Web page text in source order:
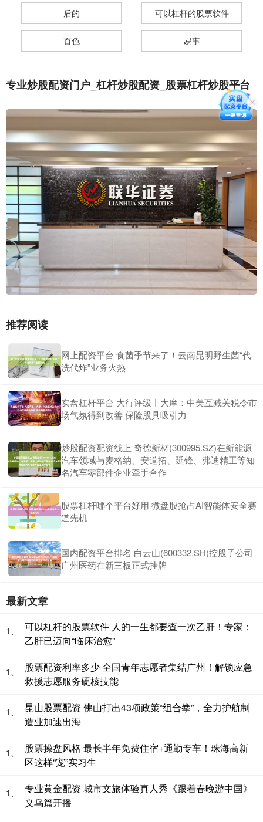
后的 可以杠杆的股票软件
百色 易事
专业炒股配资门户_杠杆炒股配资_股票杠杆炒股平台
推荐阅读
网上配资平台 食菌季节来了！云南昆明野生菌“代
洗代炸”业务火热
实盘杠杆平台 大行评级丨大摩：中美互减关税令市
场气氛得到改善 保险股具吸引力
炒股配资配资线上 奇德新材(300995.SZ)在新能源
汽车领域与麦格纳、安道拓、延锋、弗迪精工等知
名汽车零部件企业牵手合作
股票杠杆哪个平台好用 微盘股抢占AI智能体安全赛
道先机
国内配资平台排名 白云山(600332.SH)控股子公司
广州医药在新三板正式挂牌
最新文章
1、
可以杠杆的股票软件 人的一生都要查一次乙肝！专家：
乙肝已迈向“临床治愈”
1、
股票配资利率多少 全国青年志愿者集结广州！解锁应急
救援志愿服务硬核技能
1、
昆山股票配资 佛山打出43项政策“组合拳”，全力护航制
造业加速出海
1、
股票操盘风格 最长半年免费住宿+通勤专车！珠海高新
区这样“宠”实习生
1、
专业黄金配资 城市文旅体验真人秀《跟着春晚游中国》
义乌篇开播